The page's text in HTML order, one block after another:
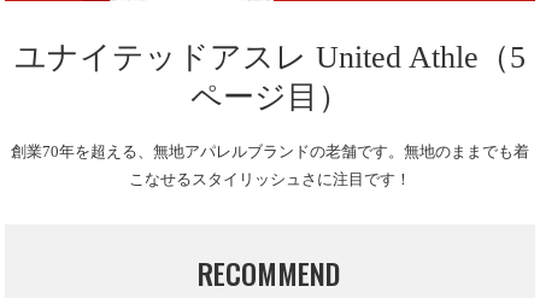
ユナイテッドアスレ United Athle（5
ページ目）
創業70年を超える、無地アパレルブランドの老舗です。無地のままでも着
こなせるスタイリッシュさに注目です！
RECOMMEND